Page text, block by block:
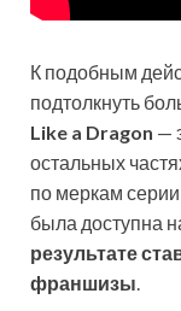
К подобным
подтолкнуть
Like a Dragon —
остальных
по меркам
была доступна
результате
франшизы